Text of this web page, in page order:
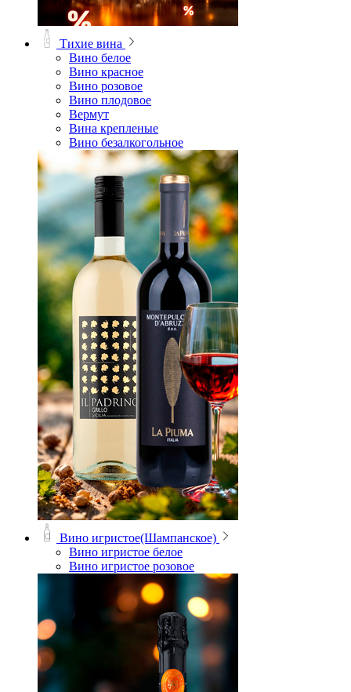
Тихие вина
Вино белое
Вино красное
Вино розовое
Вино плодовое
Вермут
Вина крепленые
Вино безалкогольное
Вино игристое(Шампанское)
Вино игристое белое
Вино игристое розовое